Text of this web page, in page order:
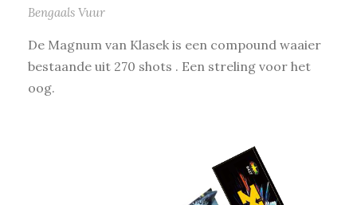
Bengaals Vuur
De Magnum van Klasek is een compound waaier
bestaande uit 270 shots . Een streling voor het
oog.